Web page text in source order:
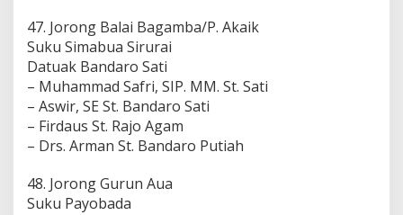
47. Jorong Balai Bagamba/P. Akaik
Suku Simabua Sirurai
Datuak Bandaro Sati
– Muhammad Safri, SIP. MM. St. Sati
– Aswir, SE St. Bandaro Sati
– Firdaus St. Rajo Agam
– Drs. Arman St. Bandaro Putiah
48. Jorong Gurun Aua
Suku Payobada